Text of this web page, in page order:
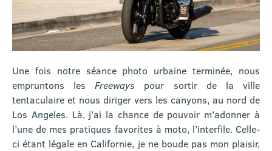
Une fois notre séance photo urbaine terminée, nous
empruntons lesFreeways pour sortir de la ville
tentaculaire et nous diriger vers les canyons, au nord de
Los Angeles. Là, j’ai la chance de pouvoir m’adonner à
l’une de mes pratiques favorites à moto, l’interfile. Celle-
ci étant légale en Californie, je ne boude pas mon plaisir,